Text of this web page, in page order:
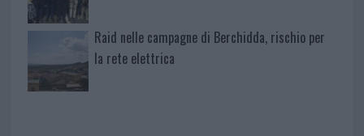
Raid nelle campagne di Berchidda, rischio per
la rete elettrica